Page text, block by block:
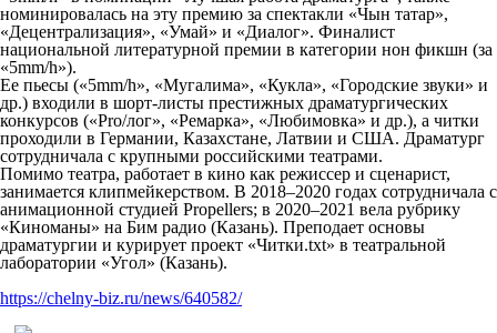
номинировалась на эту премию за спектакли «Чын татар»,
«Децентрализация», «Умай» и «Диалог». Финалист
национальной литературной премии в категории нон фикшн (за
«5mm/h»).
Ее пьесы («5mm/h», «Мугалима», «Кукла», «Городские звуки» и
др.) входили в шорт-листы престижных драматургических
конкурсов («Pro/лог», «Ремарка», «Любимовка» и др.), а читки
проходили в Германии, Казахстане, Латвии и США. Драматург
сотрудничала с крупными российскими театрами.
Помимо театра, работает в кино как режиссер и сценарист,
занимается клипмейкерством. В 2018–2020 годах сотрудничала с
анимационной студией Propellers; в 2020–2021 вела рубрику
«Киноманы» на Бим радио (Казань). Преподает основы
драматургии и курирует проект «Читки.txt» в театральной
лаборатории «Угол» (Казань).
https://chelny-biz.ru/news/640582/